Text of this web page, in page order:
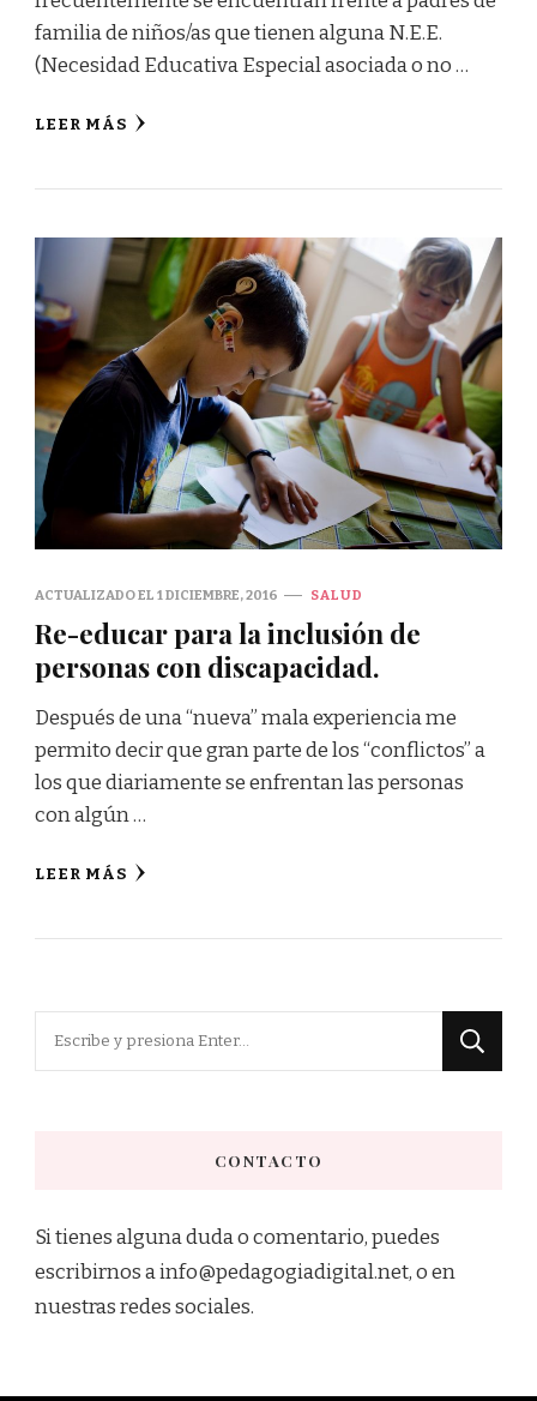
familia de niños/as que tienen alguna N.E.E.
(Necesidad Educativa Especial asociada o no …
LEER MÁS
ACTUALIZADO EL 1 DICIEMBRE, 2016 SALUD
Re-educar para la inclusión de
personas con discapacidad.
Después de una “nueva” mala experiencia me
permito decir que gran parte de los “conflictos” a
los que diariamente se enfrentan las personas
con algún …
LEER MÁS
CONTACTO
Si tienes alguna duda o comentario, puedes
escribirnos a info@pedagogiadigital.net, o en
nuestras redes sociales.